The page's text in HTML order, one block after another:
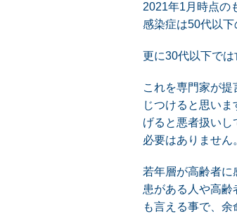
2021年1月時点の
感染症は50代以下
更に30代以下では
これを専門家が
じつけると思い
げると悪者扱い
必要はありません
若年層が高齢者
患がある人や高齢
も言える事で、